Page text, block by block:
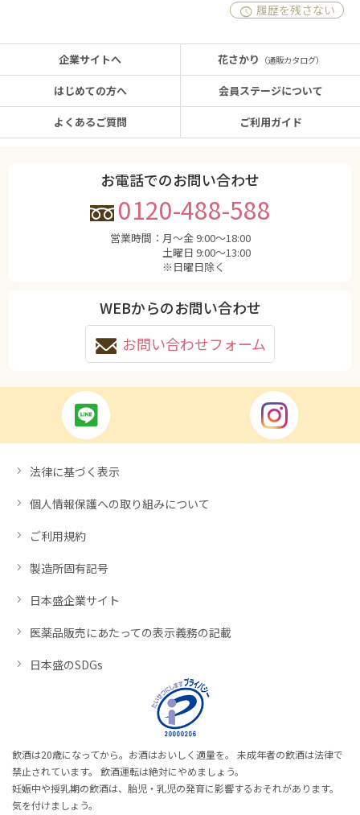
履歴を残さない
企業サイトへ
はじめての方へ
よくあるご質問
花さかり （通販カタログ）
会員ステージについて
ご利用ガイド
お電話でのお問い合わせ
0120-488-588
営業時間： 月〜金 9:00〜18:00
土曜日 9:00〜13:00
※日曜日除く
WEBからのお問い合わせ
お問い合わせフォーム
法律に基づく表示
個人情報保護への取り組みについて
ご利用規約
製造所固有記号
日本盛企業サイト
医薬品販売にあたっての表示義務の記載
日本盛のSDGs
飲酒は20歳になってから。お酒はおいしく適量を。 未成年者の飲酒は法律で
禁止されています。 飲酒運転は絶対にやめましょう。
妊娠中や授乳期の飲酒は、胎児・乳児の発育に影響するおそれがあります。
気を付けましょう。